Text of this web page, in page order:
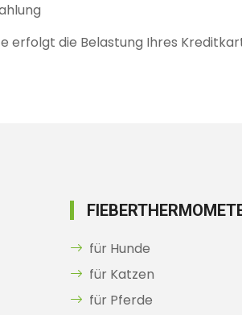
erfolgt die Belastung Ihres
für Hunde
für Katzen
für Pferde